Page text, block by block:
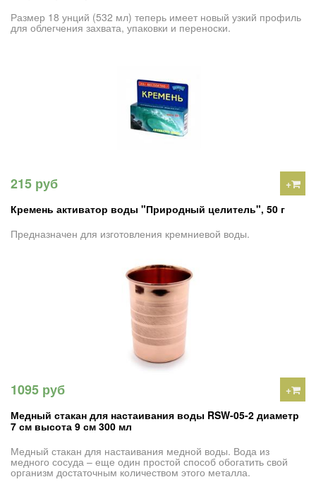
Размер 18 унций (532 мл) теперь имеет новый узкий профиль
для облегчения захвата, упаковки и переноски.
215 руб
+
Кремень активатор воды "Природный целитель", 50 г
Предназначен для изготовления кремниевой воды.
1095 руб
+
Медный стакан для настаивания воды RSW-05-2 диаметр
7 см высота 9 см 300 мл
Медный стакан для настаивания медной воды. Вода из
медного сосуда – еще один простой способ обогатить свой
организм достаточным количеством этого металла.